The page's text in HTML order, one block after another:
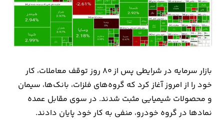
و
تجارت
کشاورزی
راه
و
مسکن
بازار سرمایه در شرایطی پس از ۸۰ روز توقف معاملات، کار
خود را از امروز آغاز کرد که گروه‌های فلزات، بانک‌ها، سیمان
و محصولات شیمیایی مثبت شدند. در سوی مقابل عمده
نمادها در گروه خودرو، منفی به کار خود پایان دادند.